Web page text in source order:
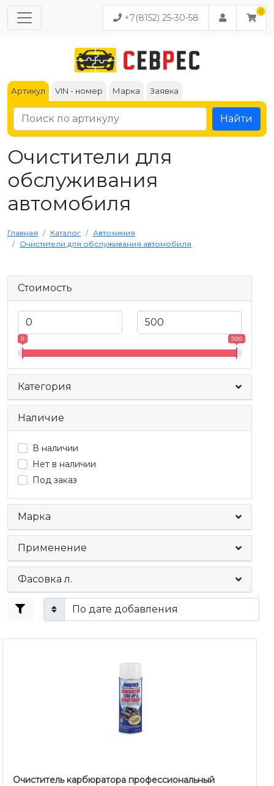
+7(8152) 25-30-58
Артикул VIN - номер Марка Заявка
Найти
Очистители для
обслуживания
автомобиля
Главная Каталог
Автохимия
Очистители для обслуживания автомобиля
Стоимость
0 500
Наличие
В наличии
Нет в наличии
Под заказ
Марка
Применение
Фасовка л.
Категория
Очиститель карбюратора профессиональный